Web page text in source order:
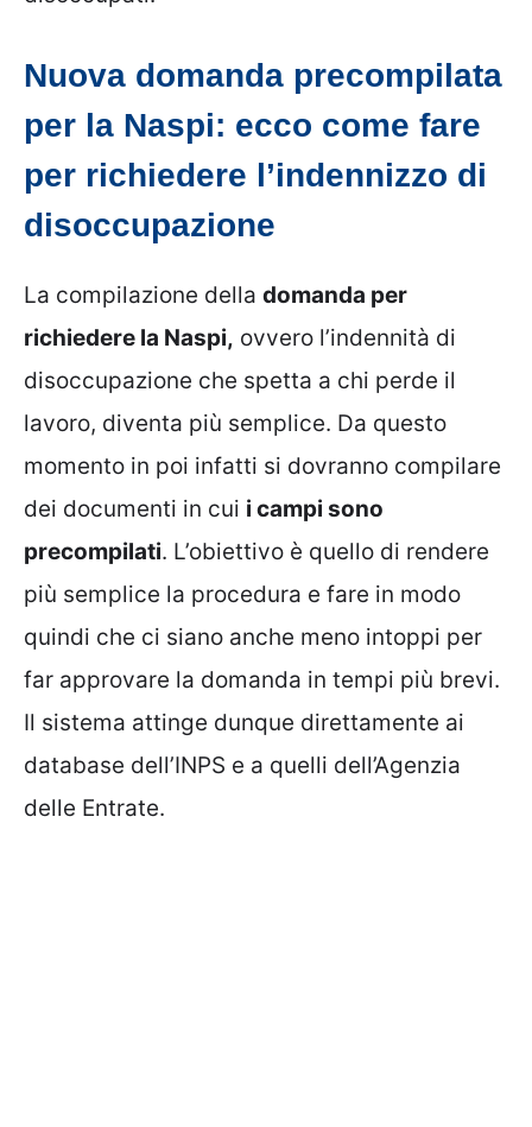
Nuova domanda precompilata
per la Naspi: ecco come fare
per richiedere l’indennizzo di
disoccupazione
La compilazione della domanda per
richiedere la Naspi, ovvero l’indennità di
disoccupazione che spetta a chi perde il
lavoro, diventa più semplice. Da questo
momento in poi infatti si dovranno compilare
dei documenti in cui i campi sono
precompilati. L’obiettivo è quello di rendere
più semplice la procedura e fare in modo
quindi che ci siano anche meno intoppi per
far approvare la domanda in tempi più brevi.
Il sistema attinge dunque direttamente ai
database dell’INPS e a quelli dell’Agenzia
delle Entrate.